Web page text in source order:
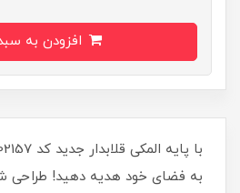
به فضای خود هدیه دهید! طراحی